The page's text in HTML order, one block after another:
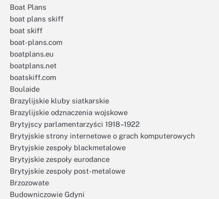
Boat Plans
boat plans skiff
boat skiff
boat-plans.com
boatplans.eu
boatplans.net
boatskiff.com
Boulaide
Brazylijskie kluby siatkarskie
Brazylijskie odznaczenia wojskowe
Brytyjscy parlamentarzyści 1918–1922
Brytyjskie strony internetowe o grach komputerowych
Brytyjskie zespoły blackmetalowe
Brytyjskie zespoły eurodance
Brytyjskie zespoły post-metalowe
Brzozowate
Budowniczowie Gdyni